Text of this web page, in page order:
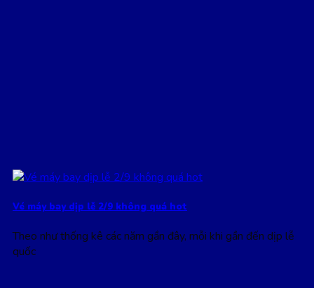
Vé máy bay dịp lễ 2/9 không quá hot
Theo như thống kê các năm gần đây, mỗi khi gần đến dịp lễ
quốc